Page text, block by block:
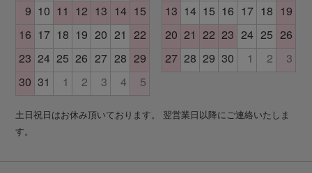
土日祝日はお休み頂いております。 翌営業日以降にご連絡いたしま
す。